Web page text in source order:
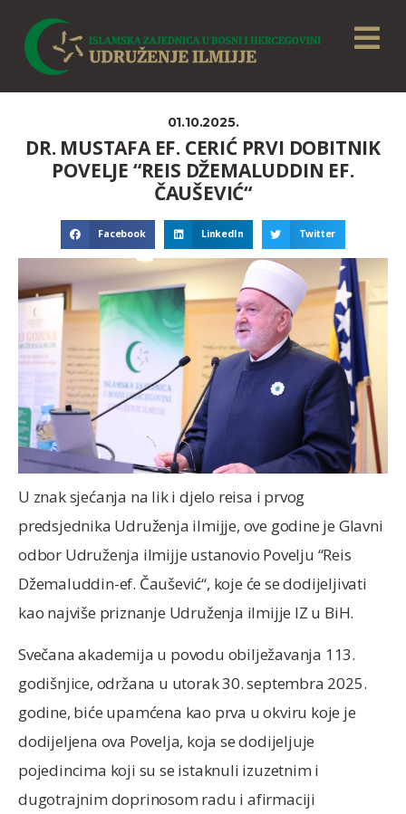
01.10.2025.
DR. MUSTAFA EF. CERIĆ PRVI DOBITNIK
POVELJE “REIS DŽEMALUDDIN EF.
ČAUŠEVIĆ“
Facebook LinkedIn Twitter
U znak sjećanja na lik i djelo reisa i prvog
predsjednika Udruženja ilmijje, ove godine je Glavni
odbor Udruženja ilmijje ustanovio Povelju “Reis
Džemaluddin-ef. Čaušević“, koje će se dodijeljivati
kao najviše priznanje Udruženja ilmijje IZ u BiH.
Svečana akademija u povodu obilježavanja 113.
godišnjice, održana u utorak 30. septembra 2025.
godine, biće upamćena kao prva u okviru koje je
dodijeljena ova Povelja, koja se dodijeljuje
pojedincima koji su se istaknuli izuzetnim i
dugotrajnim doprinosom radu i afirmaciji